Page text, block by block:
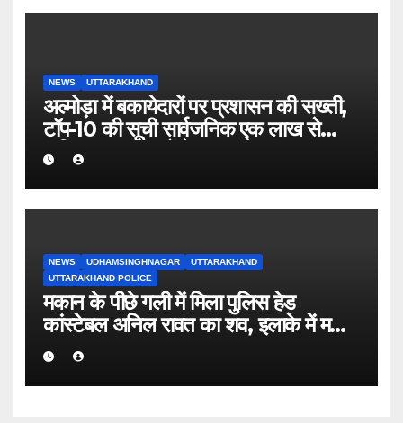
NEWS UTTARAKHAND
अल्मोड़ा में बकायेदारों पर प्रशासन की सख्ती,
टॉप-10 की सूची सार्वजनिक एक लाख से
अधिक बकाया वालों के नाम-पते चस्पा, राजस्व
वसूली अभियान तेज
NEWS UDHAMSINGHNAGAR
UTTARAKHAND
UTTARAKHAND POLICE
मकान के पीछे गली में मिला पुलिस हेड
कांस्टेबल अनिल रावत का शव, इलाके में मचा
हड़कंप।